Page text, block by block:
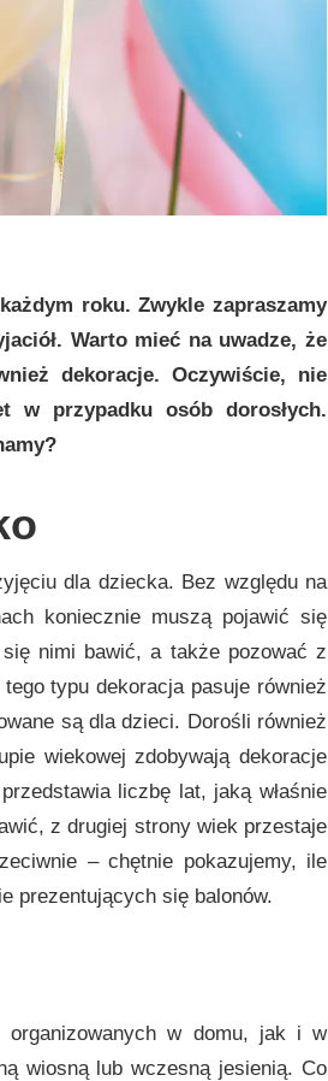
roku. Zwykle zapraszamy
Warto mieć na uwadze, że
dekoracje. Oczywiście, nie
w przypadku osób dorosłych.
dla dziecka. Bez względu na
koniecznie muszą pojawić się
nimi bawić, a także pozować z
typu dekoracja pasuje również
są dla dzieci. Dorośli również
wiekowej zdobywają dekoracje
liczbę lat, jaką właśnie
z drugiej strony wiek przestaje
– chętnie pokazujemy, ile
prezentujących się balonów.
organizowanych w domu, jak i w
wiosną lub wczesną jesienią. Co